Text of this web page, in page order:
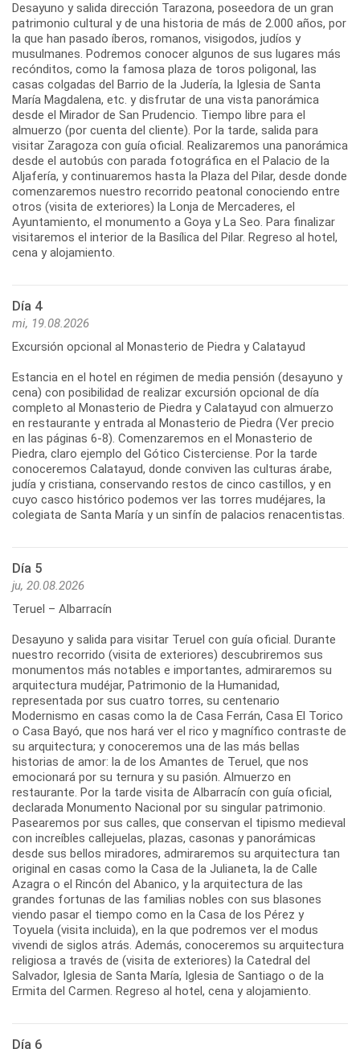
Desayuno y salida dirección Tarazona, poseedora de un gran
patrimonio cultural y de una historia de más de 2.000 años, por
la que han pasado íberos, romanos, visigodos, judíos y
musulmanes. Podremos conocer algunos de sus lugares más
recónditos, como la famosa plaza de toros poligonal, las
casas colgadas del Barrio de la Judería, la Iglesia de Santa
María Magdalena, etc. y disfrutar de una vista panorámica
desde el Mirador de San Prudencio. Tiempo libre para el
almuerzo (por cuenta del cliente). Por la tarde, salida para
visitar Zaragoza con guía oficial. Realizaremos una panorámica
desde el autobús con parada fotográfica en el Palacio de la
Aljafería, y continuaremos hasta la Plaza del Pilar, desde donde
comenzaremos nuestro recorrido peatonal conociendo entre
otros (visita de exteriores) la Lonja de Mercaderes, el
Ayuntamiento, el monumento a Goya y La Seo. Para finalizar
visitaremos el interior de la Basílica del Pilar. Regreso al hotel,
cena y alojamiento.
Día 4
mi, 19.08.2026
Excursión opcional al Monasterio de Piedra y Calatayud
Estancia en el hotel en régimen de media pensión (desayuno y
cena) con posibilidad de realizar excursión opcional de día
completo al Monasterio de Piedra y Calatayud con almuerzo
en restaurante y entrada al Monasterio de Piedra (Ver precio
en las páginas 6-8). Comenzaremos en el Monasterio de
Piedra, claro ejemplo del Gótico Cisterciense. Por la tarde
conoceremos Calatayud, donde conviven las culturas árabe,
judía y cristiana, conservando restos de cinco castillos, y en
cuyo casco histórico podemos ver las torres mudéjares, la
colegiata de Santa María y un sinfín de palacios renacentistas.
Día 5
ju, 20.08.2026
Teruel – Albarracín
Desayuno y salida para visitar Teruel con guía oficial. Durante
nuestro recorrido (visita de exteriores) descubriremos sus
monumentos más notables e importantes, admiraremos su
arquitectura mudéjar, Patrimonio de la Humanidad,
representada por sus cuatro torres, su centenario
Modernismo en casas como la de Casa Ferrán, Casa El Torico
o Casa Bayó, que nos hará ver el rico y magnífico contraste de
su arquitectura; y conoceremos una de las más bellas
historias de amor: la de los Amantes de Teruel, que nos
emocionará por su ternura y su pasión. Almuerzo en
restaurante. Por la tarde visita de Albarracín con guía oficial,
declarada Monumento Nacional por su singular patrimonio.
Pasearemos por sus calles, que conservan el tipismo medieval
con increíbles callejuelas, plazas, casonas y panorámicas
desde sus bellos miradores, admiraremos su arquitectura tan
original en casas como la Casa de la Julianeta, la de Calle
Azagra o el Rincón del Abanico, y la arquitectura de las
grandes fortunas de las familias nobles con sus blasones
viendo pasar el tiempo como en la Casa de los Pérez y
Toyuela (visita incluida), en la que podremos ver el modus
vivendi de siglos atrás. Además, conoceremos su arquitectura
religiosa a través de (visita de exteriores) la Catedral del
Salvador, Iglesia de Santa María, Iglesia de Santiago o de la
Ermita del Carmen. Regreso al hotel, cena y alojamiento.
Día 6